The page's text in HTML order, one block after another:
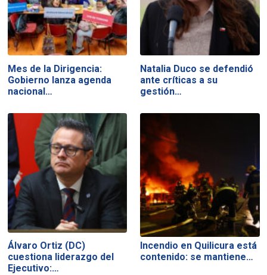
Mes de la Dirigencia:
Gobierno lanza agenda
nacional…
Natalia Duco se defendió
ante críticas a su
gestión…
Álvaro Ortiz (DC)
cuestiona liderazgo del
Ejecutivo:…
Incendio en Quilicura está
contenido: se mantiene…